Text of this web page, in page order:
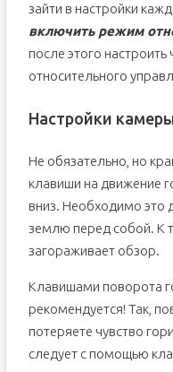
зайти в настройки
включить режим
после этого настроить
относительного
Настройки
Не обязательно, но
клавиши на движение
вниз. Необходимо это
землю перед собой. К
загораживает обзор.
Клавишами поворота
рекомендуется! Так,
потеряете чувство
следует с помощью